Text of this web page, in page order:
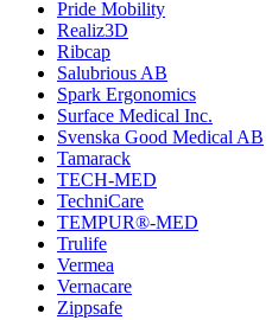
Pride Mobility
Realiz3D
Ribcap
Salubrious AB
Spark Ergonomics
Surface Medical Inc.
Svenska Good Medical AB
Tamarack
TECH-MED
TechniCare
TEMPUR®-MED
Trulife
Vermea
Vernacare
Zippsafe